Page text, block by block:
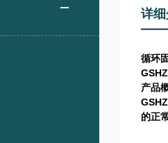
详
循环
GSHZ
产品
GSHZ
的正